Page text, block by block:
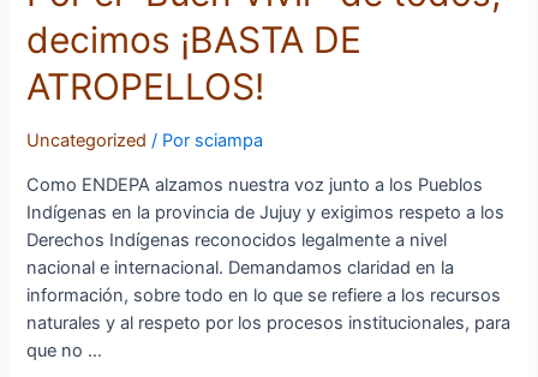
decimos ¡BASTA DE
ATROPELLOS!
Uncategorized / Por sciampa
Como ENDEPA alzamos nuestra voz junto a los Pueblos
Indígenas en la provincia de Jujuy y exigimos respeto a los
Derechos Indígenas reconocidos legalmente a nivel
nacional e internacional. Demandamos claridad en la
información, sobre todo en lo que se refiere a los recursos
naturales y al respeto por los procesos institucionales, para
que no …
el
“Buen
de
decimos
¡BASTA
DE
ATROPELLOS!